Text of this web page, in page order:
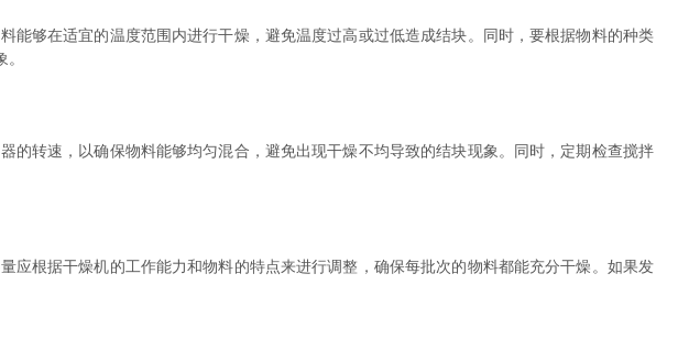
够在适宜的温度范围内进行干燥，避免温度过高或过低造成结块。同时，要根据物料的种类
转速，以确保物料能够均匀混合，避免出现干燥不均导致的结块现象。同时，定期检查搅拌
根据干燥机的工作能力和物料的特点来进行调整，确保每批次的物料都能充分干燥。如果发